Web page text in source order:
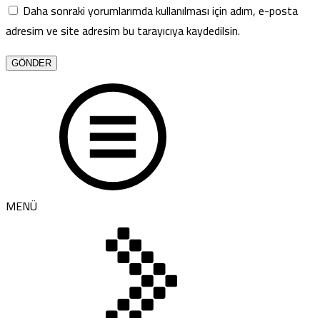
Daha sonraki yorumlarımda kullanılması için adım, e-posta
adresim ve site adresim bu tarayıcıya kaydedilsin.
MENÜ